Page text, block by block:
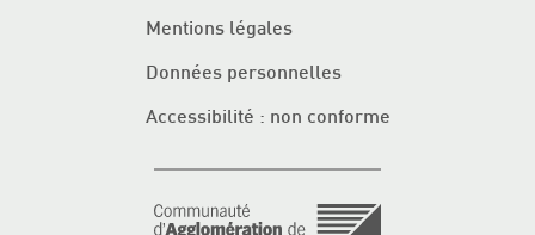
Mentions légales
Données personnelles
Accessibilité : non conforme